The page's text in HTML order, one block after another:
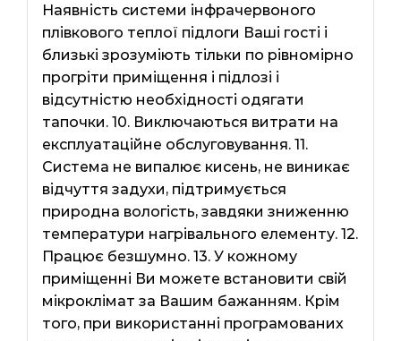
Наявність системи інфрачервоного
плівкового теплої підлоги Ваші гості і
близькі зрозуміють тільки по рівномірно
прогріти приміщення і підлозі і
відсутністю необхідності одягати
тапочки. 10. Виключаються витрати на
експлуатаційне обслуговування. 11.
Система не випалює кисень, не виникає
відчуття задухи, підтримується
природна вологість, завдяки зниженню
температури нагрівального елементу. 12.
Працює безшумно. 13. У кожному
приміщенні Ви можете встановити свій
мікроклімат за Вашим бажанням. Крім
того, при використанні програмованих